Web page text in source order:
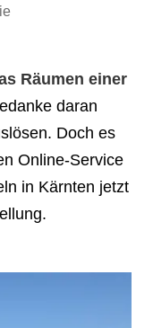
Räumen einer
daran
Doch es
Online-Service
in Kärnten jetzt